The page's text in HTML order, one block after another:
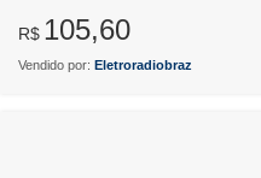
R$ 105,60
Vendido por: Eletroradiobraz